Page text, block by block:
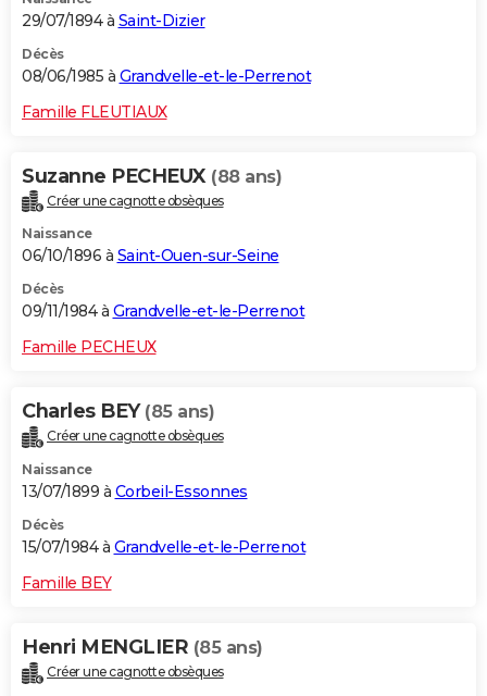
29/07/1894 à Saint-Dizier
Décès
08/06/1985 à Grandvelle-et-le-Perrenot
Famille FLEUTIAUX
Suzanne PECHEUX (88 ans)
Créer une cagnotte obsèques
Naissance
06/10/1896 à Saint-Ouen-sur-Seine
Décès
09/11/1984 à Grandvelle-et-le-Perrenot
Famille PECHEUX
Charles BEY (85 ans)
Créer une cagnotte obsèques
Naissance
13/07/1899 à Corbeil-Essonnes
Décès
15/07/1984 à Grandvelle-et-le-Perrenot
Famille BEY
Henri MENGLIER (85 ans)
Créer une cagnotte obsèques